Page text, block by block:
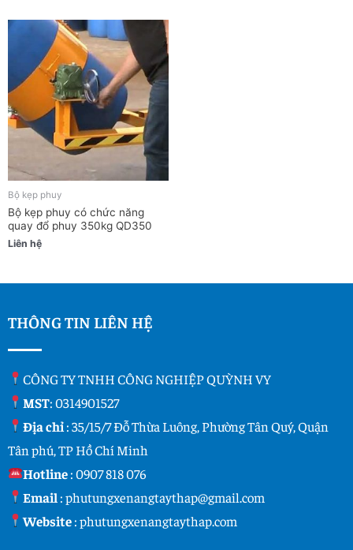
Bộ kẹp phuy
Bộ kẹp phuy có chức năng
quay đổ phuy 350kg QD350
Liên hệ
THÔNG TIN LIÊN HỆ
CÔNG TY TNHH CÔNG NGHIỆP QUỲNH VY
MST: 0314901527
Địa chỉ: 35/15/7 Đỗ Thừa Luông, Phường Tân Quý, Quận
Tân phú, TP Hồ Chí Minh
Hotline:0907 818 076
Email :phutungxenangtaythap@gmail.com
Website:phutungxenangtaythap.com